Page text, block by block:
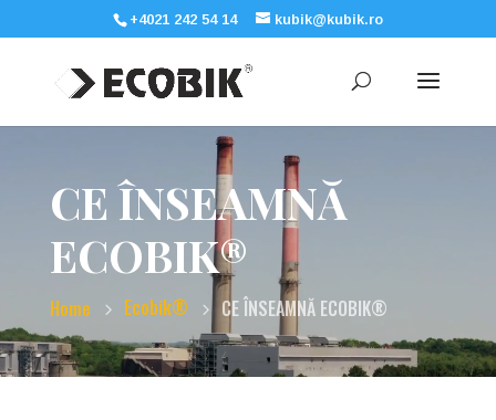
+4021 242 54 14 kubik@kubik.ro
CE ÎNSEAMNĂ
ECOBIK®
Home Ecobik® CE ÎNSEAMNĂ ECOBIK®